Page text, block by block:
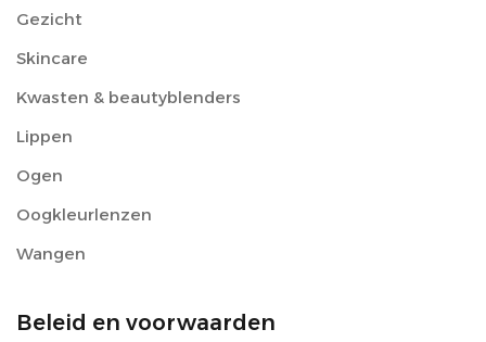
Gezicht
Skincare
Kwasten & beautyblenders
Lippen
Ogen
Oogkleurlenzen
Wangen
Beleid en voorwaarden